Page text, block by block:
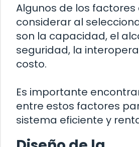
Algunos de los
considerar al
son la capacidad, el
seguridad, la
costo.
Es importante
entre estos factores
sistema eficiente y